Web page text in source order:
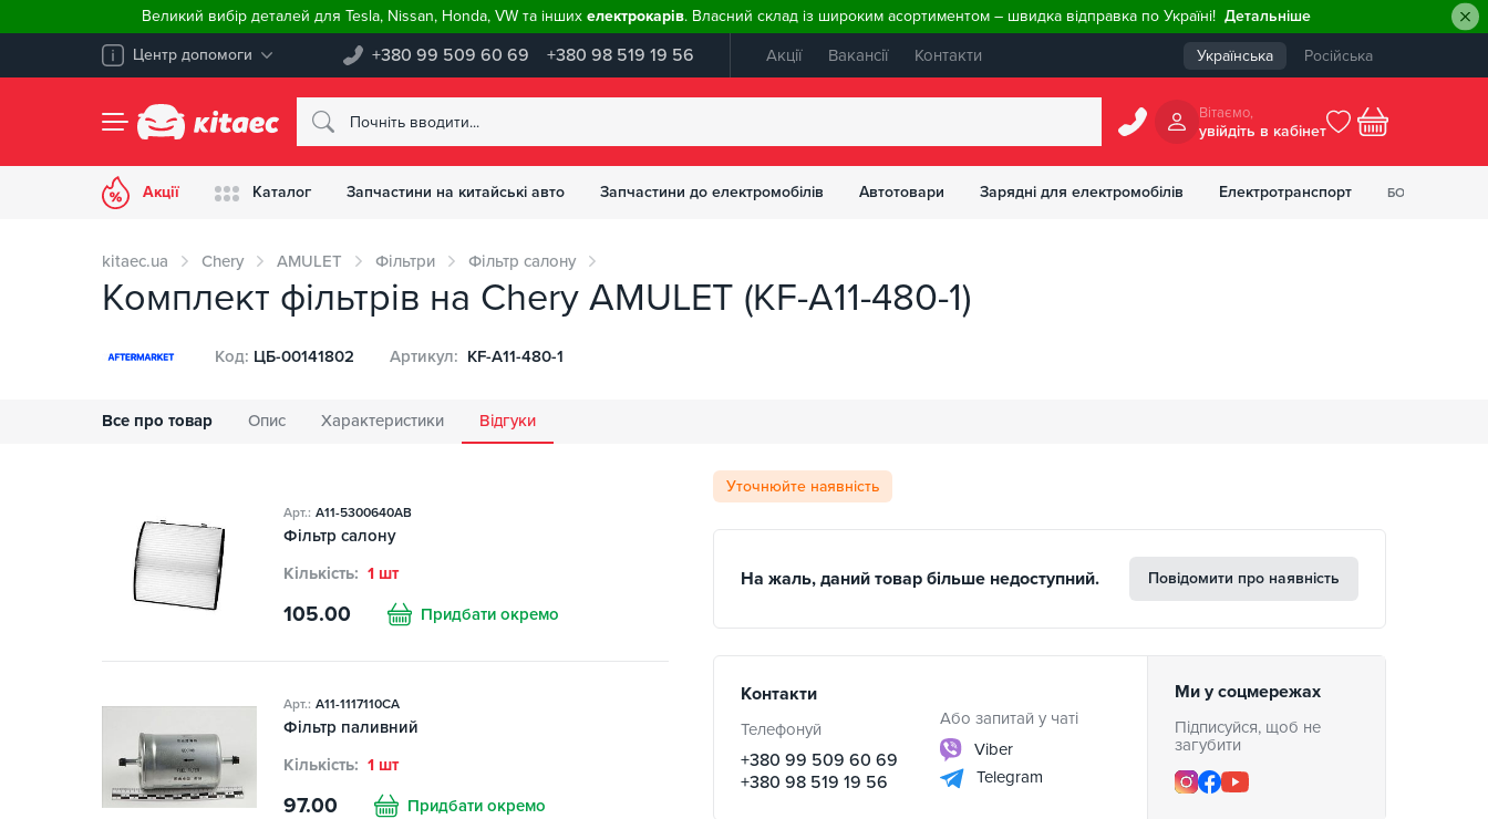
Великий вибір деталей для Tesla, Nissan, Honda, VW та інших електрокарів. Власний склад із широким асортиментом – швидка відправка по Україні! Детальніше
Центр допомоги +380 99 509 60 69 +380 98 519 19 56 Акції Вакансії Контакти Українська Російська
Вiтаємо,
увiйдiть в кабiнет
БОНУСІВ
Акції Каталог Запчастини на китайські авто Запчастини до електромобілів Автотовари Зарядні для електромобілів Електротранспорт
kitaec.ua Chery AMULET Фільтри Фільтр салону
Комплект фільтрів на Chery AMULET (KF-A11-480-1)
Все про товар Опис Характеристики Відгуки
Код: ЦБ-00141802 Артикул: KF-A11-480-1
Арт.: A11-5300640AB
Фільтр салону
Кількість: 1 шт
105.00 Придбати окремо
Арт.: A11-1117110CA
Фільтр паливний
Кількість: 1 шт
97.00 Придбати окремо
Уточнюйте наявність
На жаль, даний товар більше недоступний. Повідомити про наявність
Контакти
Телефонуй
+380 99 509 60 69
+380 98 519 19 56
Або запитай у чаті
Viber
Telegram
Ми у соцмережах
Підписуйся, щоб не
загубити